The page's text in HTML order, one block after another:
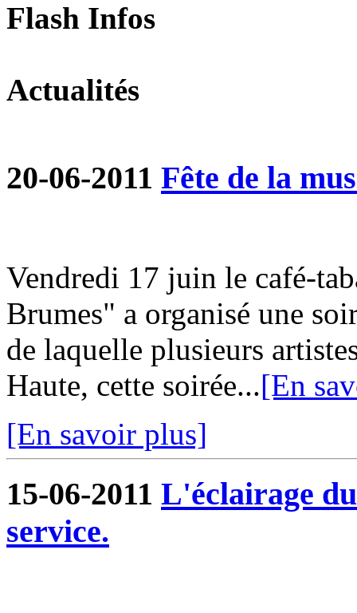
Flash Infos
Actualités
20-06-2011 Fête de la
Vendredi 17 juin le café-
Brumes" a organisé une
de laquelle plusieurs
Haute, cette soirée...[En
[En savoir plus]
15-06-2011 L'éclairage
service.